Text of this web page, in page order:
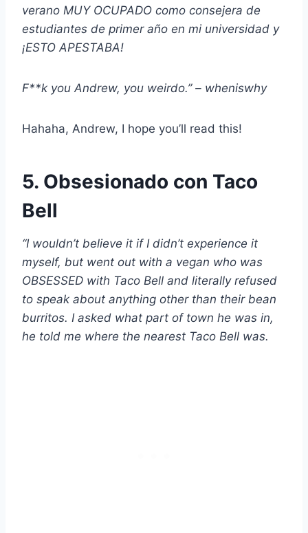
verano MUY OCUPADO como consejera de
estudiantes de primer año en mi universidad y
¡ESTO APESTABA!
F**k you Andrew, you weirdo.” – wheniswhy
Hahaha, Andrew, I hope you’ll read this!
5. Obsesionado con Taco
Bell
“I wouldn’t believe it if I didn’t experience it
myself, but went out with a vegan who was
OBSESSED with Taco Bell and literally refused
to speak about anything other than their bean
burritos. I asked what part of town he was in,
he told me where the nearest Taco Bell was.